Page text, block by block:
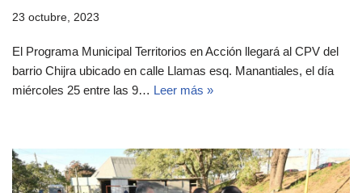
23 octubre, 2023
El Programa Municipal Territorios en Acción llegará al CPV del
barrio Chijra ubicado en calle Llamas esq. Manantiales, el día
miércoles 25 entre las 9… Leer más »